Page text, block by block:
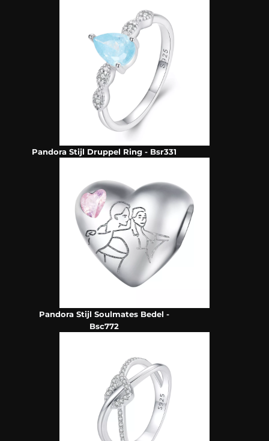
Pandora Stijl Druppel Ring - Bsr331
Pandora Stijl Soulmates Bedel -
Bsc772